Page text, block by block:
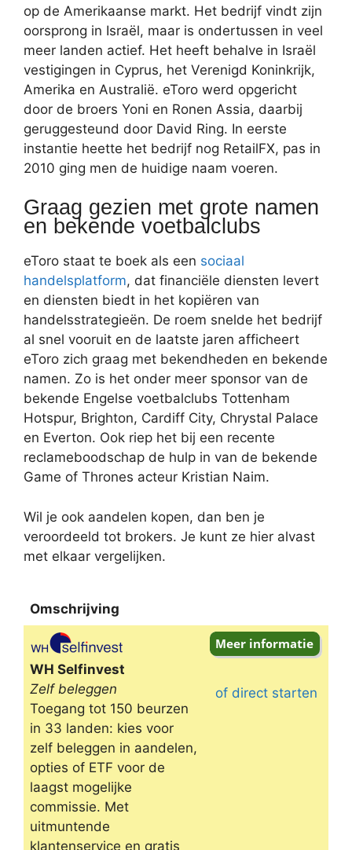
op de Amerikaanse markt. Het bedrijf vindt zijn
oorsprong in Israël, maar is ondertussen in veel
meer landen actief. Het heeft behalve in Israël
vestigingen in Cyprus, het Verenigd Koninkrijk,
Amerika en Australië. eToro werd opgericht
door de broers Yoni en Ronen Assia, daarbij
geruggesteund door David Ring. In eerste
instantie heette het bedrijf nog RetailFX, pas in
2010 ging men de huidige naam voeren.
Graag gezien met grote namen
en bekende voetbalclubs
eToro staat te boek als een sociaal
handelsplatform, dat financiële diensten levert
en diensten biedt in het kopiëren van
handelsstrategieën. De roem snelde het bedrijf
al snel vooruit en de laatste jaren afficheert
eToro zich graag met bekendheden en bekende
namen. Zo is het onder meer sponsor van de
bekende Engelse voetbalclubs Tottenham
Hotspur, Brighton, Cardiff City, Chrystal Palace
en Everton. Ook riep het bij een recente
reclameboodschap de hulp in van de bekende
Game of Thrones acteur Kristian Naim.
Wil je ook aandelen kopen, dan ben je
veroordeeld tot brokers. Je kunt ze hier alvast
met elkaar vergelijken.
Omschrijving
Omschrijving
WH Selfinvest
Zelf beleggen
Toegang tot 150 beurzen
in 33 landen: kies voor
zelf beleggen in aandelen,
opties of ETF voor de
laagst mogelijke
commissie. Met
uitmuntende
klantenservice en gratis
of direct starten